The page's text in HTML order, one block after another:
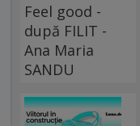
Feel good -
după FILIT -
Ana Maria
SANDU